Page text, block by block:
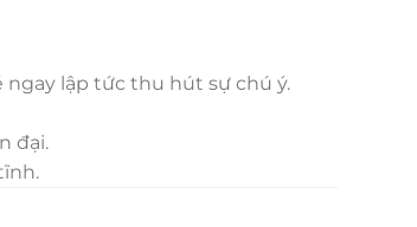
ngay lập tức thu hút sự chú ý.
đại.